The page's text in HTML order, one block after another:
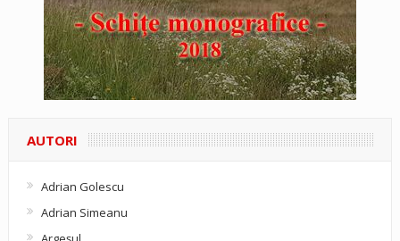
AUTORI
Adrian Golescu
Adrian Simeanu